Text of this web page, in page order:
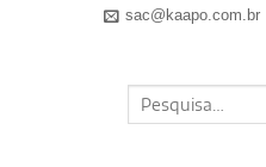
sac@kaapo.com.br
Pesquisar
por: